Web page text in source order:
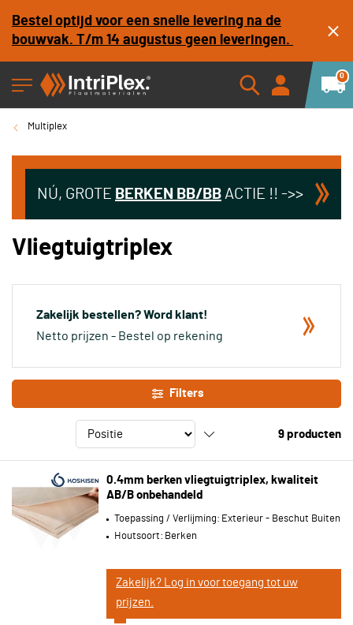
Bestel optijd voor een snelle levering na de
bouwvak. T/m 14 augustus geen leveringen.
0
Multiplex
NÚ, GROTE BERKEN BB/BB ACTIE !! ->>
Vliegtuigtriplex
Zakelijk bestellen? Word klant!
Netto prijzen - Bestel op rekening
Filters
9 producten
0.4mm berken vliegtuigtriplex, kwaliteit
AB/B onbehandeld
Toepassing / Verlijming: Exterieur - Beschut Buiten
Houtsoort: Berken
Zakelijk? Log in voor toegang tot uw
prijzen.